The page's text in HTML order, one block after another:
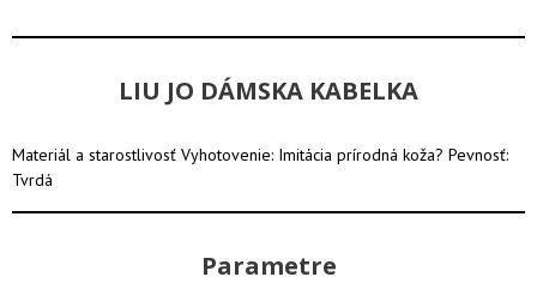
LIU JO DÁMSKA KABELKA
Materiál a starostlivosť Vyhotovenie: Imitácia prírodná koža? Pevnosť:
Tvrdá
Parametre